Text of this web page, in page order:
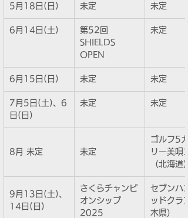
5月18日(日) 未定 未定
6月14日(土)
第52回
SHIELDS
OPEN
未定
6月15日(日) 未定 未定
7月5日(土)、6
日(日)
未定 未定
8月 未定 未定
ゴルフ5カ
リー美唄
（北海道）
9月13日(土)、
14日(日)
さくらチャンピ
オンシップ
2025
セブンハ
ッドクラ
木県）